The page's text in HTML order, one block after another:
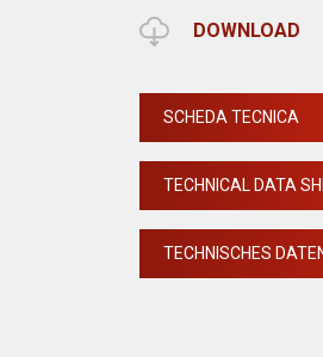
DOWNLOAD
SCHEDA TECNICA
TECHNICAL DATA
TECHNISCHES